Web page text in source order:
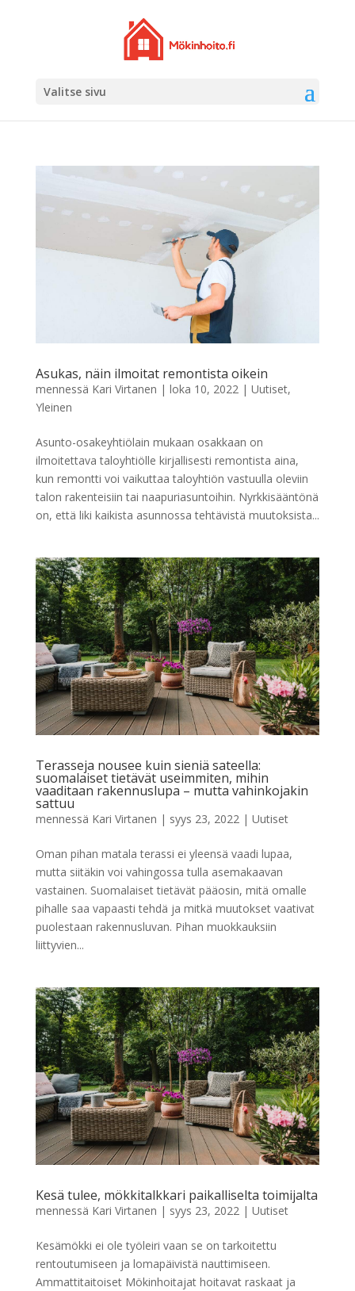
Valitse sivu
Asukas, näin ilmoitat remontista oikein
mennessä Kari Virtanen | loka 10, 2022| Uutiset,
Yleinen
Asunto-osakeyhtiölain mukaan osakkaan on
ilmoitettava taloyhtiölle kirjallisesti remontista aina,
kun remontti voi vaikuttaa taloyhtiön vastuulla oleviin
talon rakenteisiin tai naapuriasuntoihin. Nyrkkisääntönä
on, että liki kaikista asunnossa tehtävistä muutoksista...
Terasseja nousee kuin sieniä sateella:
suomalaiset tietävät useimmiten, mihin
vaaditaan rakennuslupa – mutta vahinkojakin
sattuu
mennessä Kari Virtanen | syys 23, 2022| Uutiset
Oman pihan matala terassi ei yleensä vaadi lupaa,
mutta siitäkin voi vahingossa tulla asemakaavan
vastainen. Suomalaiset tietävät pääosin, mitä omalle
pihalle saa vapaasti tehdä ja mitkä muutokset vaativat
puolestaan rakennusluvan. Pihan muokkauksiin
liittyvien...
Kesä tulee, mökkitalkkari paikalliselta toimijalta
mennessä Kari Virtanen | syys 23, 2022| Uutiset
Kesämökki ei ole työleiri vaan se on tarkoitettu
rentoutumiseen ja lomapäivistä nauttimiseen.
Ammattitaitoiset Mökinhoitajat hoitavat raskaat ja